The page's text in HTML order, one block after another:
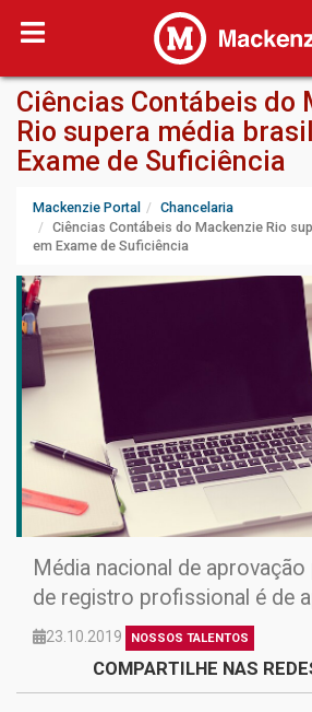
Ciências Contábeis do
Rio supera média
Exame de Suficiência
Mackenzie Portal
Chancelaria
Ciências Contábeis do Mackenzie Rio
em Exame de Suficiência
Média nacional de
de registro profissional é de
23.10.2019 NOSSOS TALENTOS
COMPARTILHE NAS